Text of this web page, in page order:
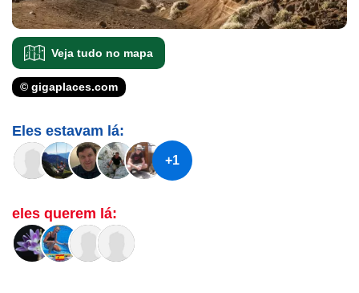
Veja tudo no mapa
© gigaplaces.com
Eles estavam lá:
+1
eles querem lá: